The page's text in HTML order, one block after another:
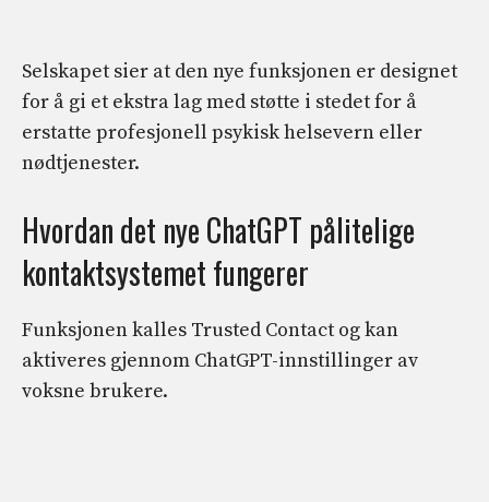
Selskapet sier at den nye funksjonen er designet
for å gi et ekstra lag med støtte i stedet for å
erstatte profesjonell psykisk helsevern eller
nødtjenester.
Hvordan det nye ChatGPT pålitelige
kontaktsystemet fungerer
Funksjonen kalles Trusted Contact og kan
aktiveres gjennom ChatGPT-innstillinger av
voksne brukere.